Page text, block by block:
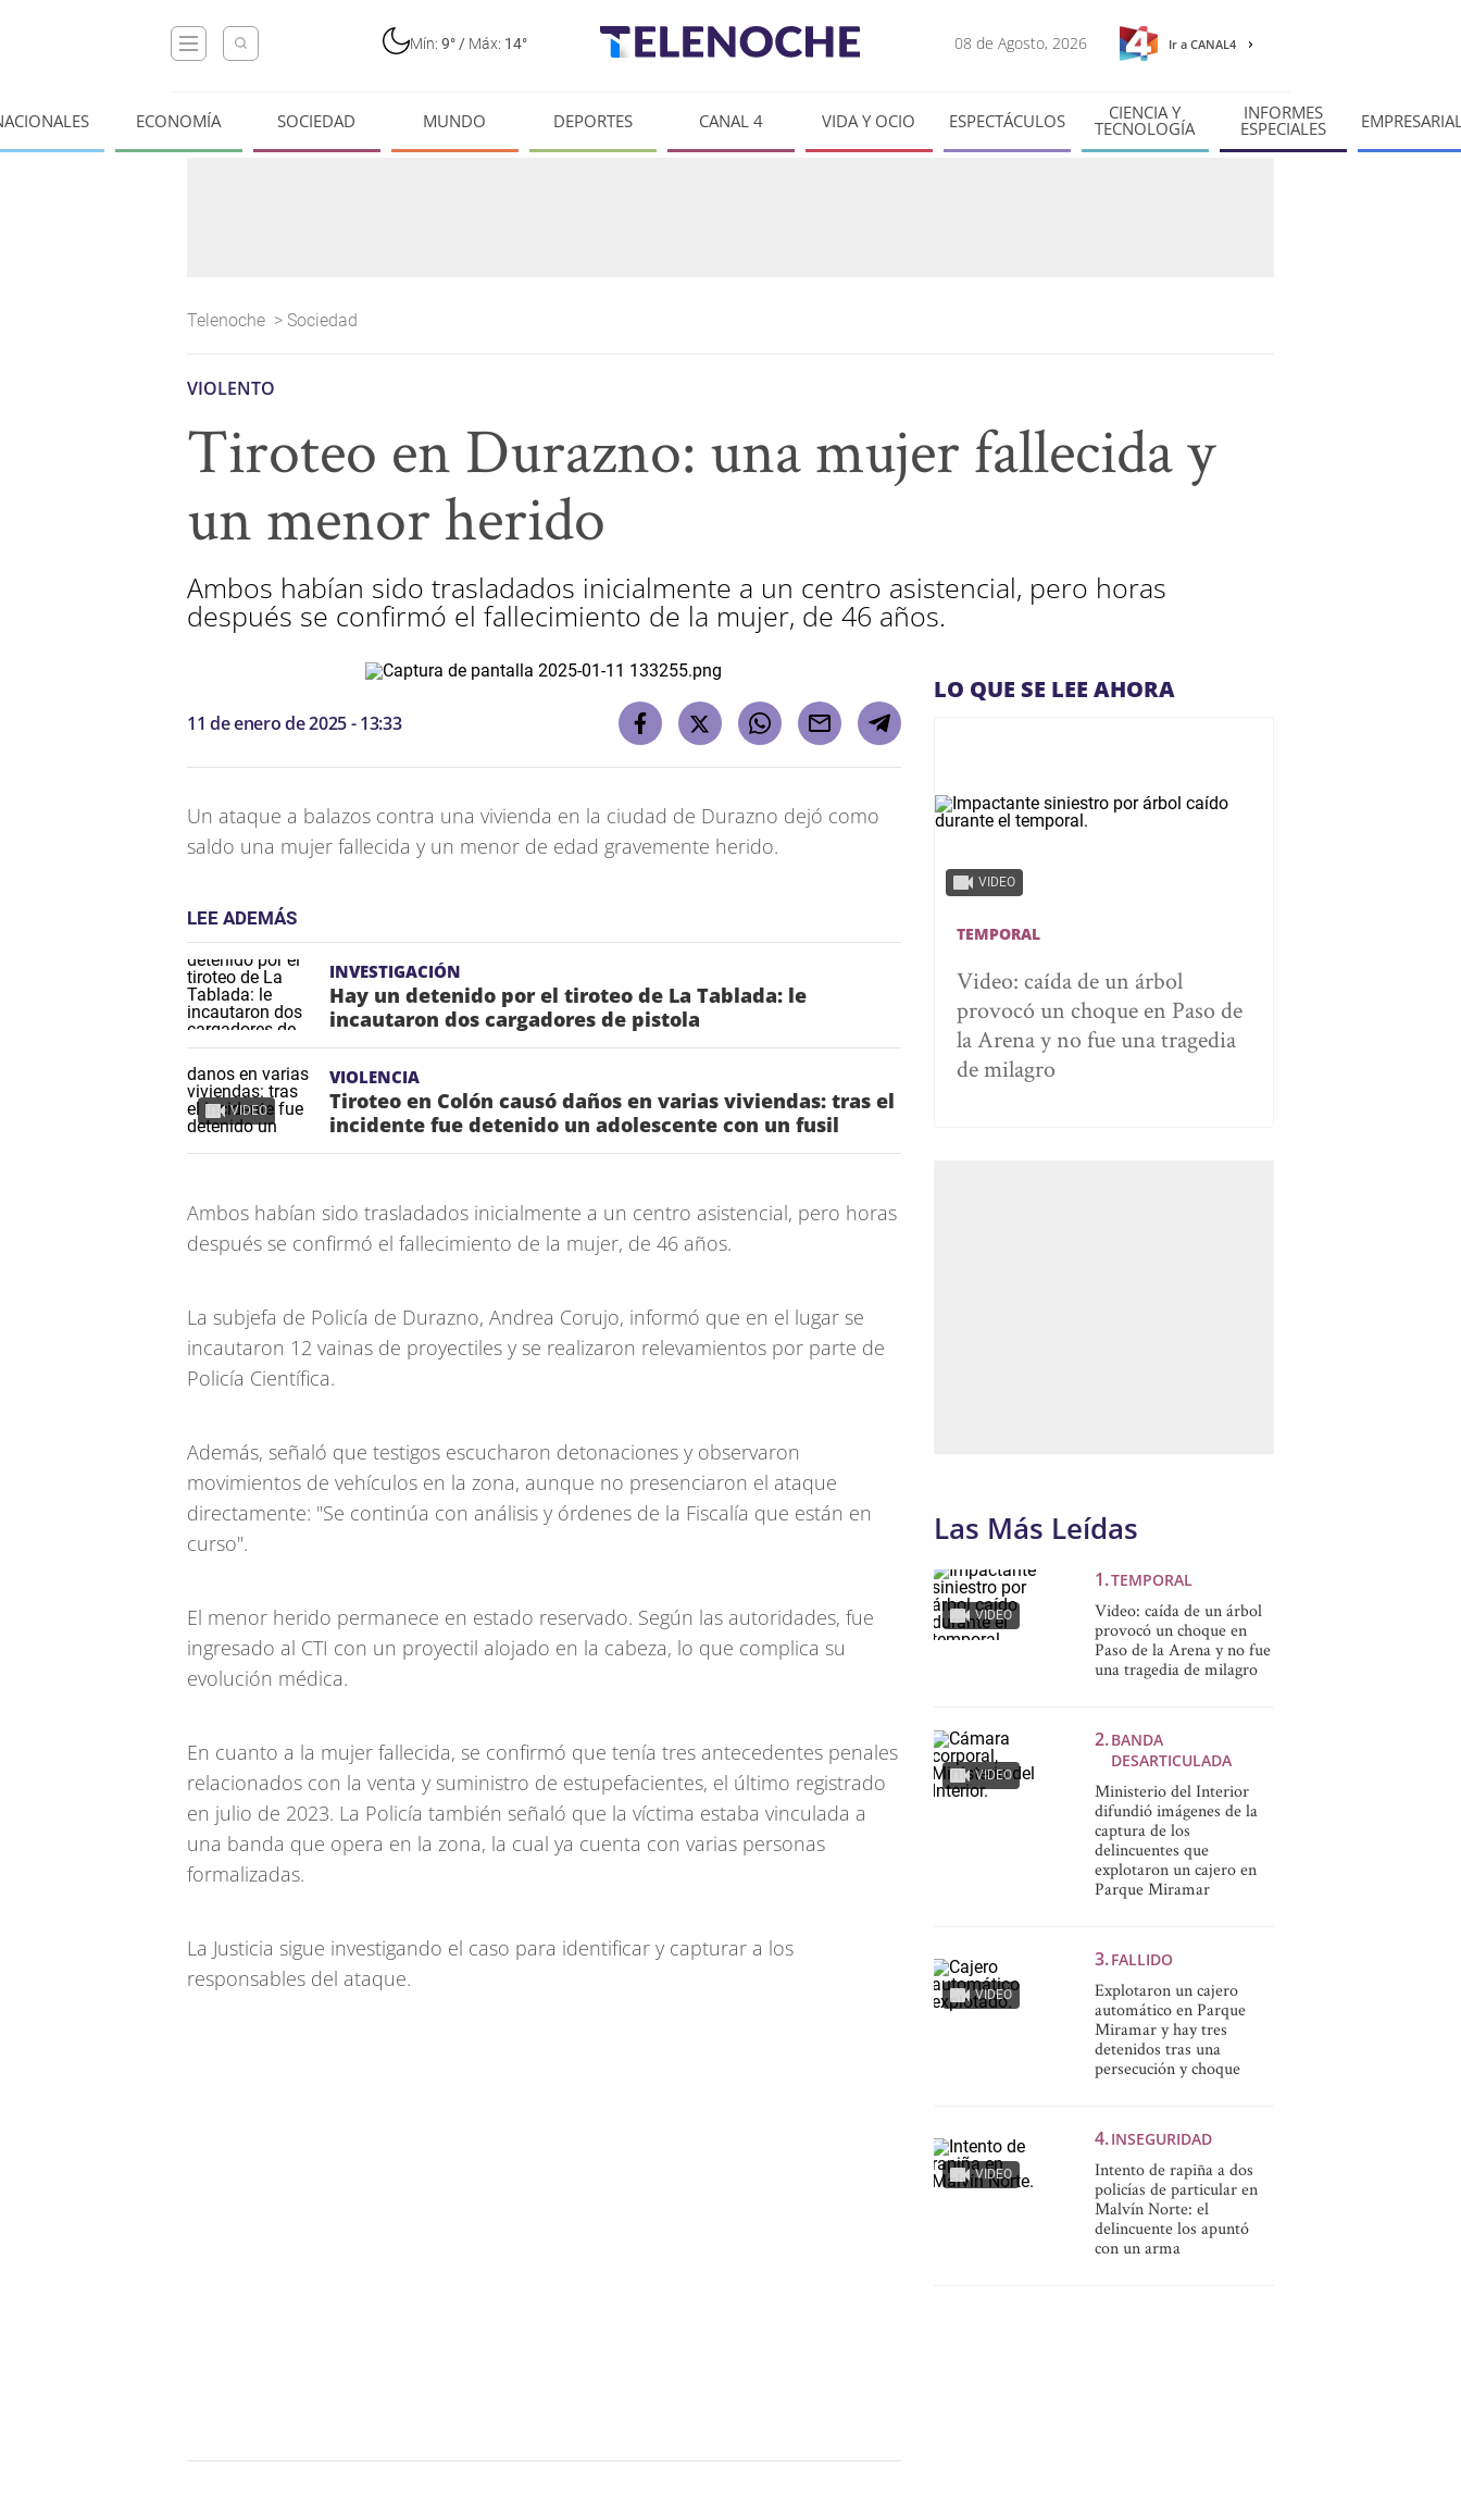
Mín: 9° / Máx: 14° 08 de Agosto, 2026 Ir a CANAL4
ECONOMÍA SOCIEDAD MUNDO DEPORTES CANAL 4 VIDA Y OCIO ESPECTÁCULOS CIENCIA Y
TECNOLOGÍA
INFORMES
ESPECIALES
Telenoche > Sociedad
VIOLENTO
Tiroteo en Durazno: una mujer fallecida y
un menor herido
Ambos habían sido trasladados inicialmente a un centro asistencial, pero horas
después se confirmó el fallecimiento de la mujer, de 46 años.
11 de enero de 2025 - 13:33
Un ataque a balazos contra una vivienda en la ciudad de Durazno dejó como
saldo una mujer fallecida y un menor de edad gravemente herido.
LEE ADEMÁS
INVESTIGACIÓN
Hay un detenido por el tiroteo de La Tablada: le
incautaron dos cargadores de pistola
VIDEO
VIOLENCIA
Tiroteo en Colón causó daños en varias viviendas: tras el
incidente fue detenido un adolescente con un fusil
Ambos habían sido trasladados inicialmente a un centro asistencial, pero horas
después se confirmó el fallecimiento de la mujer, de 46 años.
La subjefa de Policía de Durazno, Andrea Corujo, informó que en el lugar se
incautaron 12 vainas de proyectiles y se realizaron relevamientos por parte de
Policía Científica.
Además, señaló que testigos escucharon detonaciones y observaron
movimientos de vehículos en la zona, aunque no presenciaron el ataque
directamente: "Se continúa con análisis y órdenes de la Fiscalía que están en
curso".
El menor herido permanece en estado reservado. Según las autoridades, fue
ingresado al CTI con un proyectil alojado en la cabeza, lo que complica su
evolución médica.
En cuanto a la mujer fallecida, se confirmó que tenía tres antecedentes penales
relacionados con la venta y suministro de estupefacientes, el último registrado
en julio de 2023. La Policía también señaló que la víctima estaba vinculada a
una banda que opera en la zona, la cual ya cuenta con varias personas
formalizadas.
La Justicia sigue investigando el caso para identificar y capturar a los
responsables del ataque.
LO QUE SE LEE AHORA
VIDEO
TEMPORAL
Video: caída de un árbol
provocó un choque en Paso de
la Arena y no fue una tragedia
de milagro
Las Más Leídas
VIDEO
TEMPORAL
Video: caída de un árbol
provocó un choque en
Paso de la Arena y no fue
una tragedia de milagro
VIDEO
BANDA
DESARTICULADA
Ministerio del Interior
difundió imágenes de la
captura de los
delincuentes que
explotaron un cajero en
Parque Miramar
VIDEO
FALLIDO
Explotaron un cajero
automático en Parque
Miramar y hay tres
detenidos tras una
persecución y choque
VIDEO
INSEGURIDAD
Intento de rapiña a dos
policías de particular en
Malvín Norte: el
delincuente los apuntó
con un arma